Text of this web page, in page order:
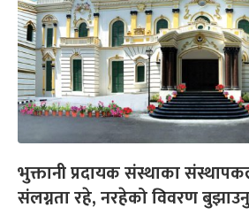
भुक्तानी प्रदायक संस्थाका
संलग्नता रहे, नरहेको विवरण